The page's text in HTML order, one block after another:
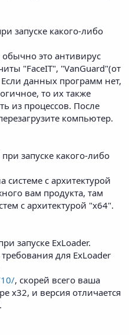
запуске какого-либо
обычно это антивирус
"FaceIT", "VanGuard"(от
данных программ нет,
то их также
из процессов. После
компьютер.
запуске какого-либо
системе с архитектурой
вам продукта, там
с архитектурой "х64".
запуске ExLoader.
для ExLoader
, скорей всего ваша
х32, и версия отличается